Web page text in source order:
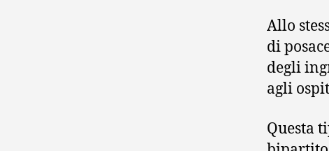
Allo
di
degli
agli
Questa